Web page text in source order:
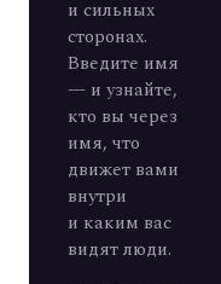
и сильных
сторонах.
Введите имя
— и узнайте,
кто вы через
имя, что
движет вами
внутри
и каким вас
видят люди.